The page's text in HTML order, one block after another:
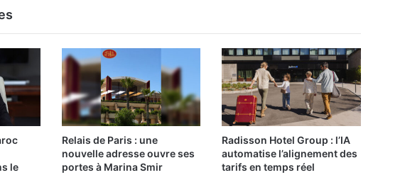
le
Relais de Paris : une
nouvelle adresse ouvre ses
portes à Marina Smir
Radisson Hotel Group : l’IA
automatise l’alignement des
tarifs en temps réel